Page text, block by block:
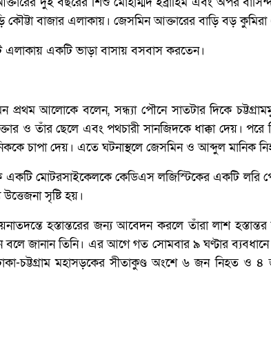
বাজার এলাকায়। জেসমিন আক্তারের বাড়ি বড় কুমিরা
এলাকায় একটি ভাড়া বাসায় বসবাস করতেন।
প্রথম আলোকে বলেন, সন্ধ্যা পৌনে সাতটার দিকে
ও তাঁর ছেলে এবং পথচারী সানজিদকে ধাক্কা দেয়।
চাপা দেয়। এতে ঘটনাস্থলে জেসমিন ও আব্দুল মানিক
একটি মোটরসাইকেলকে কেডিএস লজিস্টিকের একটি লরি
সৃষ্টি হয়।
হস্তান্তরের জন্য আবেদন করলে তাঁরা লাশ
জানান তিনি। এর আগে গত সোমবার ৯ ঘণ্টার
চট্টগ্রাম মহাসড়কের সীতাকুণ্ড অংশে ৬ জন নিহত